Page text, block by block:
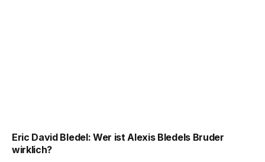
Eric David Bledel: Wer ist Alexis Bledels Bruder
wirklich?